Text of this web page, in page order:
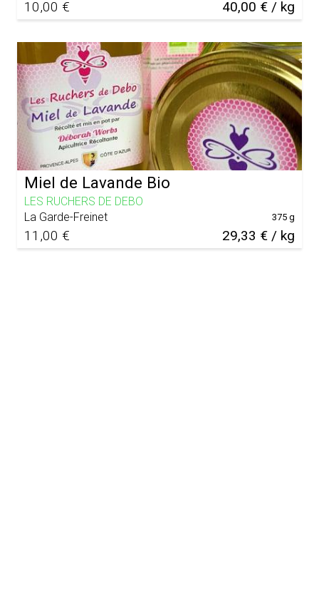
10,00 € 40,00 € / kg
Miel de Lavande Bio
LES RUCHERS DE DEBO
La Garde-Freinet
11,00 € 29,33 € / kg
375 g